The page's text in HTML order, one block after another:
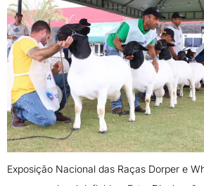
Exposição Nacional das Raças Dorper e